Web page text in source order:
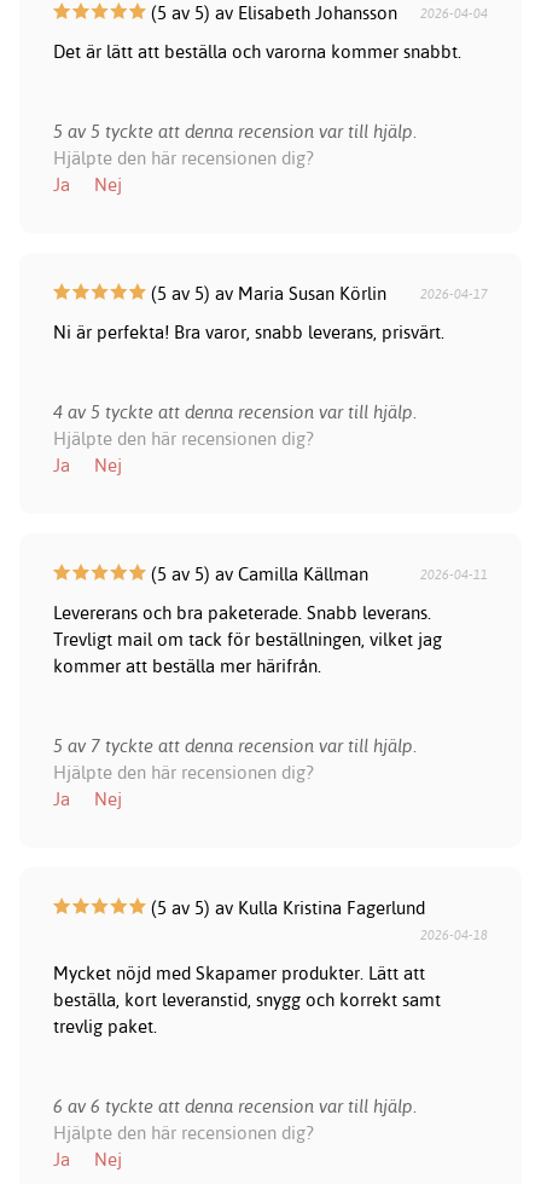
(5 av 5) av Elisabeth Johansson 2026-04-04
Det är lätt att beställa och varorna kommer snabbt.
5 av 5 tyckte att denna recension var till hjälp.
Hjälpte den här recensionen dig?
Ja
Nej
(5 av 5) av Maria Susan Körlin 2026-04-17
Ni är perfekta! Bra varor, snabb leverans, prisvärt.
4 av 5 tyckte att denna recension var till hjälp.
Hjälpte den här recensionen dig?
Ja
Nej
(5 av 5) av Camilla Källman 2026-04-11
Levererans och bra paketerade. Snabb leverans.
Trevligt mail om tack för beställningen, vilket jag
kommer att beställa mer härifrån.
5 av 7 tyckte att denna recension var till hjälp.
Hjälpte den här recensionen dig?
Ja
Nej
(5 av 5) av Kulla Kristina Fagerlund
2026-04-18
Mycket nöjd med Skapamer produkter. Lätt att
beställa, kort leveranstid, snygg och korrekt samt
trevlig paket.
6 av 6 tyckte att denna recension var till hjälp.
Hjälpte den här recensionen dig?
Ja
Nej